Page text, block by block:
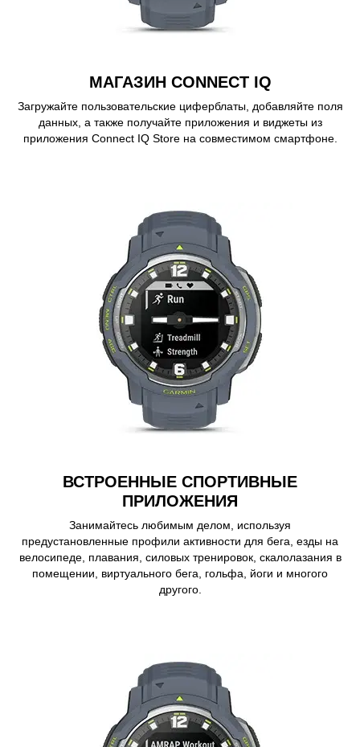
МАГАЗИН CONNECT IQ
Загружайте пользовательские циферблаты, добавляйте поля
данных, а также получайте приложения и виджеты из
приложения Connect IQ Store на совместимом смартфоне.
ВСТРОЕННЫЕ СПОРТИВНЫЕ
ПРИЛОЖЕНИЯ
Занимайтесь любимым делом, используя
предустановленные профили активности для бега, езды на
велосипеде, плавания, силовых тренировок, скалолазания в
помещении, виртуального бега, гольфа, йоги и многого
другого.